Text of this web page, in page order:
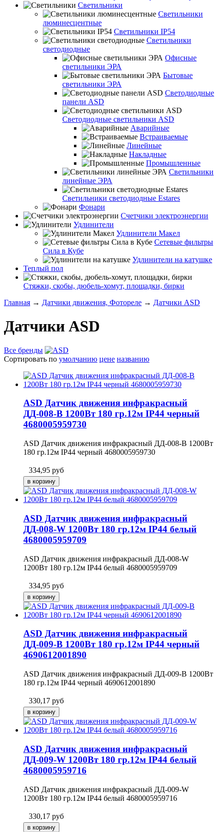
Светильники
Светильники
люминесцентные
Светильники IP54
Светильники
светодиодные
Офисные
светильники ЭРА
Бытовые
светильники ЭРА
Светодиодные
панели ASD
Светодиодные светильники ASD
Аварийные
Встраиваемые
Линейные
Накладные
Промышленные
Светильники
линейные ЭРА
Светильники светодиодные Estares
Фонари
Счетчики электроэнергии
Удлинители
Удлинители Макел
Сетевые фильтры
Сила в Кубе
Удлинители на катушке
Теплый пол
Стяжки, скобы, дюбель-хомут, площадки, бирки
Главная → Датчики движения, Фотореле → Датчики ASD
Датчики ASD
Все бренды
Сортировать по умолчанию цене названию
ASD Датчик движения инфракрасный
ДД-008-B 1200Вт 180 гр.12м IP44 черный
4680005959730
ASD Датчик движения инфракрасный ДД-008-B 1200Вт
180 гр.12м IP44 черный 4680005959730
334,95 руб
ASD Датчик движения инфракрасный
ДД-008-W 1200Вт 180 гр.12м IP44 белый
4680005959709
ASD Датчик движения инфракрасный ДД-008-W
1200Вт 180 гр.12м IP44 белый 4680005959709
334,95 руб
ASD Датчик движения инфракрасный
ДД-009-B 1200Вт 180 гр.12м IP44 черный
4690612001890
ASD Датчик движения инфракрасный ДД-009-B 1200Вт
180 гр.12м IP44 черный 4690612001890
330,17 руб
ASD Датчик движения инфракрасный
ДД-009-W 1200Вт 180 гр.12м IP44 белый
4680005959716
ASD Датчик движения инфракрасный ДД-009-W
1200Вт 180 гр.12м IP44 белый 4680005959716
330,17 руб